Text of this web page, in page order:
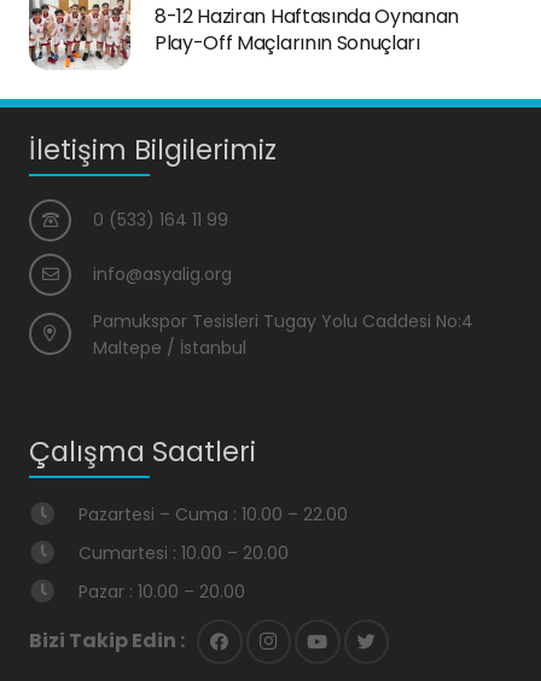
8-12 Haziran Haftasında Oynanan
Play-Off Maçlarının Sonuçları
İletişim Bilgilerimiz
0 (533) 164 11 99
info@asyalig.org
Pamukspor Tesisleri Tugay Yolu Caddesi No:4
Maltepe / İstanbul
Çalışma Saatleri
Pazartesi – Cuma : 10.00 – 22.00
Cumartesi : 10.00 – 20.00
Pazar : 10.00 – 20.00
Bizi Takip Edin :